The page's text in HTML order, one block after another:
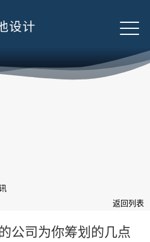
返回列表
公司为你筹划的几点